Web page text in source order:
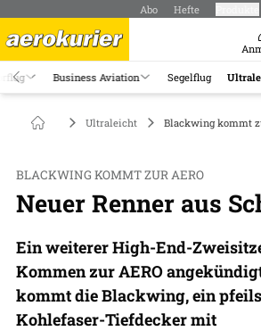
Abo Hefte
Business Aviation Segelflug
Ultraleicht Blackwing kommt
BLACKWING KOMMT ZUR AERO
Neuer Renner aus
Ein weiterer High-End-
Kommen zur AERO
kommt die Blackwing, ein
Kohlefaser-Tiefdecker mit